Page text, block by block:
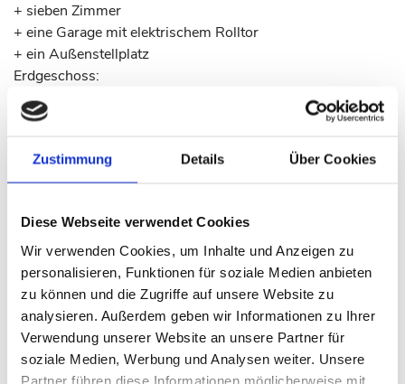
Zustimmung Details Über Cookies
Diese Webseite verwendet Cookies
Wir verwenden Cookies, um Inhalte und Anzeigen zu
personalisieren, Funktionen für soziale Medien anbieten
zu können und die Zugriffe auf unsere Website zu
analysieren. Außerdem geben wir Informationen zu Ihrer
Verwendung unserer Website an unsere Partner für
soziale Medien, Werbung und Analysen weiter. Unsere
Partner führen diese Informationen möglicherweise mit
+ sieben Zimmer
+ eine Garage mit elektrischem Rolltor
+ ein Außenstellplatz
Erdgeschoss:
+ großer, heller Wohn-/Küchenbereich mit hochwertiger
Einbauküche und Kochinsel (muss gegen eine Gebühr
+ elegantes Tageslicht-Gäste-WC
+ lichtdurchfluteter, großzügiger Eingangsbereich mit
+ praktischer Abstellraum
Obergeschoss
+ großes, helles Schlafzimmer mit Ankleidezimmer
+ zwei helle Kinder-/Arbeitszimmer
+ großes, elegantes Tageslicht-Masterbad mit Badewanne,
bodentiefer XXL-Dusche, zwei Einzelwaschtischen, WC
und Anschlussmöglichkeit für Waschmaschine und